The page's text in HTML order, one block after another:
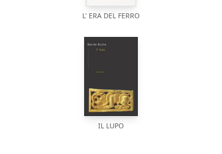
L' ERA DEL FERRO
IL LUPO